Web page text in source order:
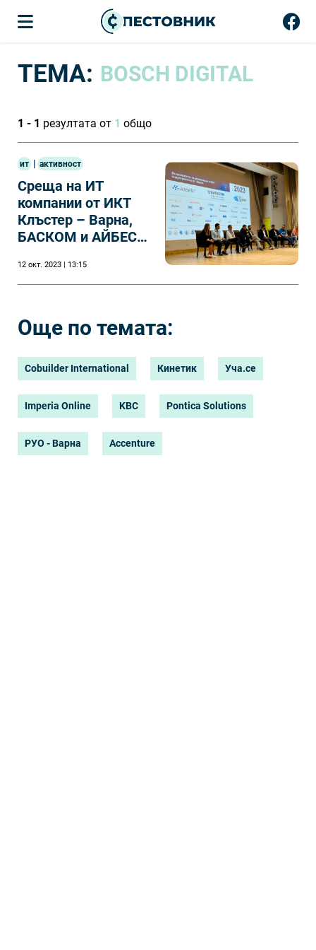
ТЕМА: BOSCH DIGITAL
1 - 1 резултата от 1 общо
ит | активност
Среща на ИТ
компании от ИКТ
Клъстер – Варна,
БАСКОМ и АЙБЕСТ
и преподаватели от
гр. Варна
12 окт. 2023 | 13:15
Още по темата:
Cobuilder International Кинетик Уча.се
Imperia Online KBC Pontica Solutions
РУО - Варна Accenture